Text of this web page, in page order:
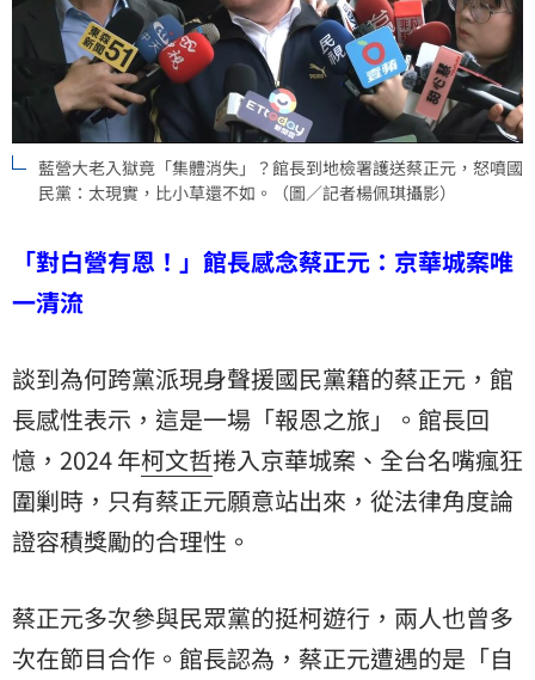
藍營大老入獄竟「集體消失」？館長到地檢署護送蔡正元，怒噴國
民黨：太現實，比小草還不如。（圖／記者楊佩琪攝影）
「對白營有恩！」館長感念蔡正元：京華城案唯
一清流
談到為何跨黨派現身聲援國民黨籍的蔡正元，館
長感性表示，這是一場「報恩之旅」。館長回
憶，2024 年柯文哲捲入京華城案、全台名嘴瘋狂
圍剿時，只有蔡正元願意站出來，從法律角度論
證容積獎勵的合理性。
蔡正元多次參與民眾黨的挺柯遊行，兩人也曾多
次在節目合作。館長認為，蔡正元遭遇的是「自